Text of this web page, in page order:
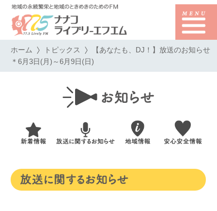
ホーム トピックス 【あなたも、DJ！】放送のお知らせ
＊6月3日(月)～6月9日(日)